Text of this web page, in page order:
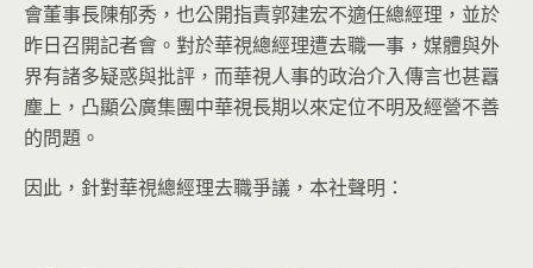
會董事長陳郁秀，也公開指責郭建宏不適任總經理，並於
昨日召開記者會。對於華視總經理遭去職一事，媒體與外
界有諸多疑惑與批評，而華視人事的政治介入傳言也甚囂
塵上，凸顯公廣集團中華視長期以來定位不明及經營不善
的問題。
因此，針對華視總經理去職爭議，本社聲明：